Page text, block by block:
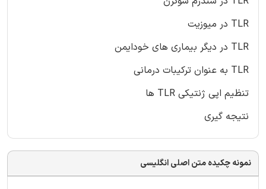
TLR در میوزیت
TLR در دیگر بیماری های خودایمن
TLR به عنوان ترکیبات درمانی
تنظیم اپی ژنتیکی TLR ها
نتیجه گیری
نمونه چکیده متن اصلی انگلیسی